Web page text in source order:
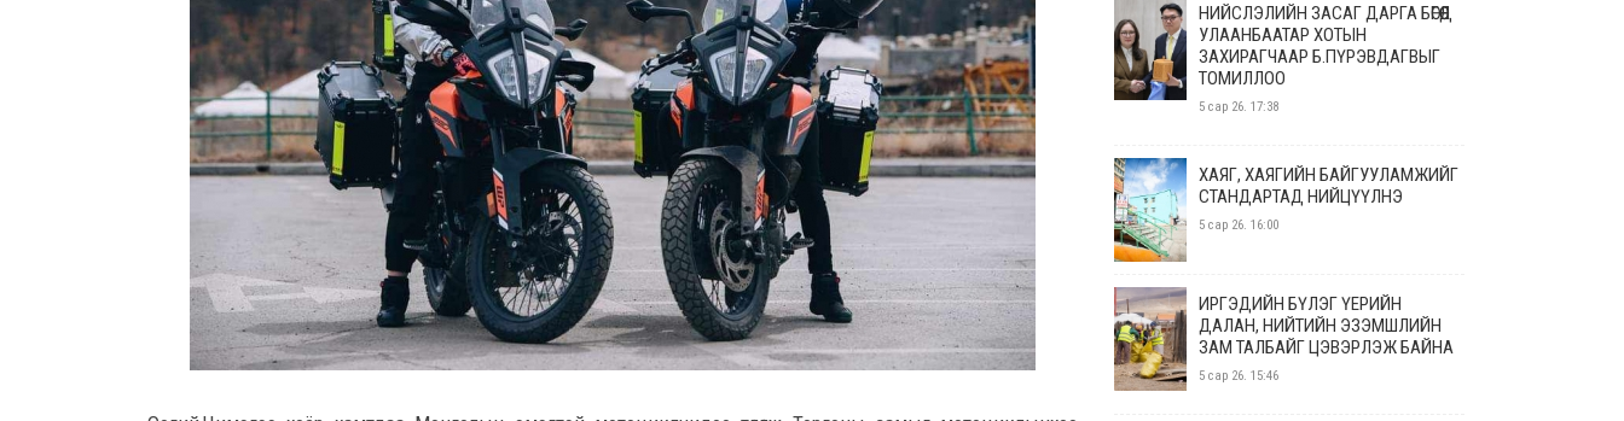
НИЙСЛЭЛИЙН ЗАСАГ ДАРГА БӨГӨӨД
УЛААНБААТАР ХОТЫН
ЗАХИРАГЧААР Б.ПҮРЭВДАГВЫГ
ТОМИЛЛОО
5 сар 26. 17:38
ХАЯГ, ХАЯГИЙН БАЙГУУЛАМЖИЙГ
СТАНДАРТАД НИЙЦҮҮЛНЭ
5 сар 26. 16:00
ИРГЭДИЙН БҮЛЭГ ҮЕРИЙН
ДАЛАН, НИЙТИЙН ЭЗЭМШЛИЙН
ЗАМ ТАЛБАЙГ ЦЭВЭРЛЭЖ БАЙНА
5 сар 26. 15:46